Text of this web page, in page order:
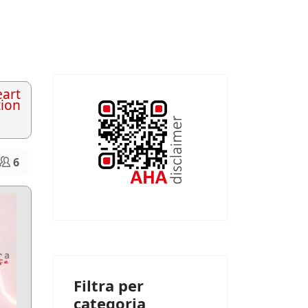
6
Filtra per
categoria